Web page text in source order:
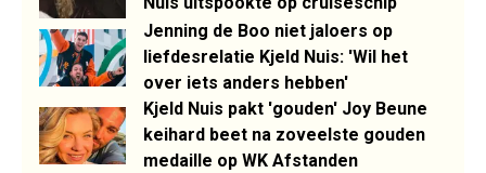
Jenning de Boo niet jaloers op
liefdesrelatie Kjeld Nuis: 'Wil het
over iets anders hebben'
Kjeld Nuis pakt 'gouden' Joy Beune
keihard beet na zoveelste gouden
medaille op WK Afstanden